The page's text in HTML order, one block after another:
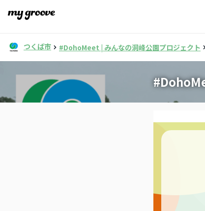
つくば市 #DohoMeet | みんなの洞峰公園プロジェクト